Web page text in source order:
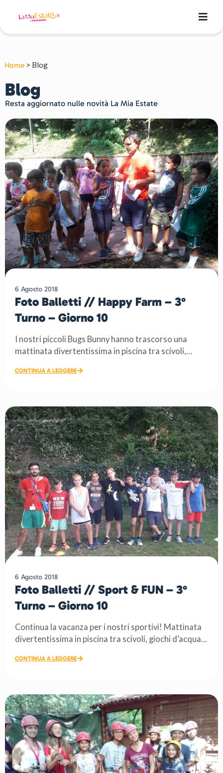
Home > Blog
Blog
Resta aggiornato nulle novità La Mia Estate
6 Agosto 2018
Foto Balletti // Happy Farm – 3°
Turno – Giorno 10
I nostri piccoli Bugs Bunny hanno trascorso una
mattinata divertentissima in piscina tra scivoli,
CONTINUA A LEGGERE
6 Agosto 2018
Foto Balletti // Sport & FUN – 3°
Turno – Giorno 10
Continua la vacanza per i nostri sportivi! Mattinata
divertentissima in piscina tra scivoli, giochi d’acqua
CONTINUA A LEGGERE